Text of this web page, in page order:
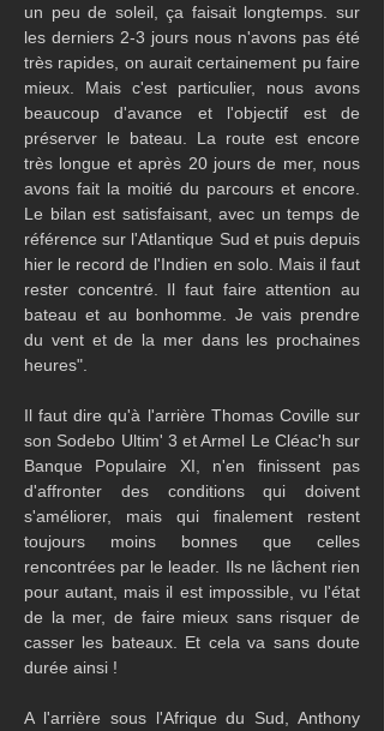
un peu de soleil, ça faisait longtemps. sur
les derniers 2-3 jours nous n'avons pas été
très rapides, on aurait certainement pu faire
mieux. Mais c'est particulier, nous avons
beaucoup d'avance et l'objectif est de
préserver le bateau. La route est encore
très longue et après 20 jours de mer, nous
avons fait la moitié du parcours et encore.
Le bilan est satisfaisant, avec un temps de
référence sur l'Atlantique Sud et puis depuis
hier le record de l'Indien en solo. Mais il faut
rester concentré. Il faut faire attention au
bateau et au bonhomme. Je vais prendre
du vent et de la mer dans les prochaines
heures".
Il faut dire qu'à l'arrière Thomas Coville sur
son Sodebo Ultim' 3 et Armel Le Cléac'h sur
Banque Populaire XI, n'en finissent pas
d'affronter des conditions qui doivent
s'améliorer, mais qui finalement restent
toujours moins bonnes que celles
rencontrées par le leader. Ils ne lâchent rien
pour autant, mais il est impossible, vu l'état
de la mer, de faire mieux sans risquer de
casser les bateaux. Et cela va sans doute
durée ainsi !
A l'arrière sous l'Afrique du Sud, Anthony